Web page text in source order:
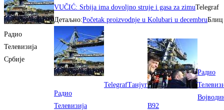
Радио
Телевизија
Србије
VUČIĆ: Srbija ima dovoljno struje i gasa za zimuTelegraf
Детаљно:Početak proizvodnje u Kolubari u decembruБлиц
Радио
Телевизија
TelegrafТанјуг
B92
Радио